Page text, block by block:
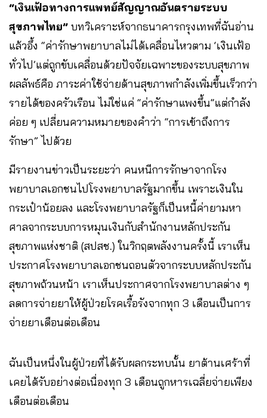
“เงินเฟ้อทางการแพทย์สัญญาณอันตรายระบบ
สุขภาพไทย” บทวิเคราะห์จากธนาคารกรุงเทพที่ฉันอ่าน
แล้วอึ้ง “ค่ารักษาพยาบาลไม่ได้เคลื่อนไหวตาม ‘เงินเฟ้อ
ทั่วไป’แต่ถูกขับเคลื่อนด้วยปัจจัยเฉพาะของระบบสุขภาพ
ผลลัพธ์คือ ภาระค่าใช้จ่ายด้านสุขภาพกำลังเพิ่มขึ้นเร็วกว่า
รายได้ของครัวเรือน ไม่ใช่แค่ “ค่ารักษาแพงขึ้น”แต่กำลัง
ค่อย ๆ เปลี่ยนความหมายของคำว่า “การเข้าถึงการ
รักษา” ไปด้วย
มีรายงานข่าวเป็นระยะว่า คนหนีการรักษาจากโรง
พยาบาลเอกชนไปโรงพยาบาลรัฐมากขึ้น เพราะเงินใน
กระเป๋าน้อยลง และโรงพยาบาลรัฐก็เป็นหนี้ค่ายามหา
ศาลจากระบบการหมุนเงินกับสำนักงานหลักประกัน
สุขภาพแห่งชาติ (สปสช.) ในวิกฤตพลังงานครั้งนี้ เราเห็น
ประกาศโรงพยาบาลเอกชนถอนตัวจากระบบหลักประกัน
สุขภาพถ้วนหน้า เราเห็นประกาศจากโรงพยาบาลต่าง ๆ
ลดการจ่ายยาให้ผู้ป่วยโรคเรื้อรังจากทุก 3 เดือนเป็นการ
จ่ายยาเดือนต่อเดือน
ฉันเป็นหนึ่งในผู้ป่วยที่ได้รับผลกระทบนั้น ยาต้านเศร้าที่
เคยได้รับอย่างต่อเนื่องทุก 3 เดือนถูกหารเฉลี่ยจ่ายเพียง
เดือนต่อเดือน